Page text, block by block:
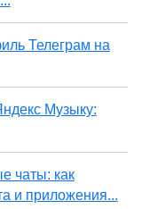
Телеграм на
Музыку:
чаты: как
и приложения...